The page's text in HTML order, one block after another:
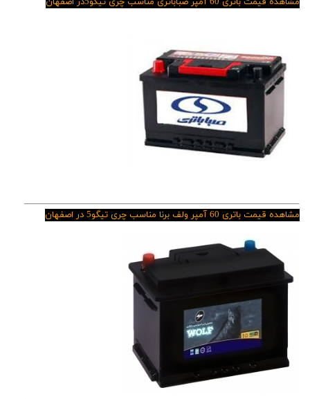
مشاهده قیمت باتری 60 آمپر ولف برنا مناسب چری تیگو5 در اصفهان